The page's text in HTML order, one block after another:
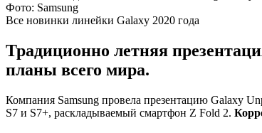
Фото: Samsung
Все новинки линейки Galaxy 2020 года
Традиционно летняя
планы всего мира.
Компания Samsung провела презентацию Galaxy
S7 и S7+, раскладываемый смартфон Z Fold 2.